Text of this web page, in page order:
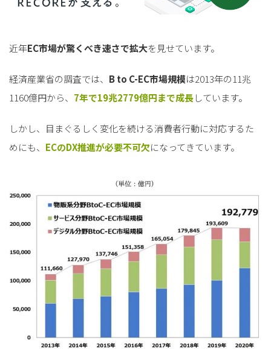
近年EC市場が驚くべき速さで拡大を見せています。
経済産業省の調査では、 B to C-EC市場規模は2013年の11兆
1160億円から、 7年で19兆2779億円まで成長しています。
しかし、目まぐるしく変化を続ける消費者行動に対応するた
めにも、 ECのDX推進が必要不可欠になってきています。